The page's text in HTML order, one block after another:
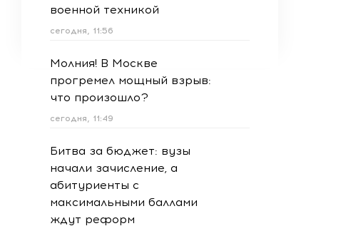
военной техникой
сегодня, 11:56
Молния! В Москве
прогремел мощный взрыв:
что произошло?
сегодня, 11:49
Битва за бюджет: вузы
начали зачисление, а
абитуриенты с
максимальными баллами
ждут реформ